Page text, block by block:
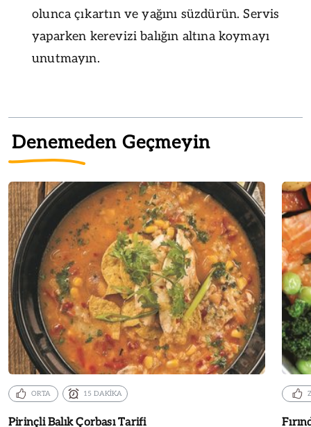
olunca çıkartın ve yağını süzdürün. Servis
yaparken kerevizi balığın altına koymayı
unutmayın.
Denemeden Geçmeyin
ORTA 15 DAKİKA
Pirinçli Balık Çorbası Tarifi